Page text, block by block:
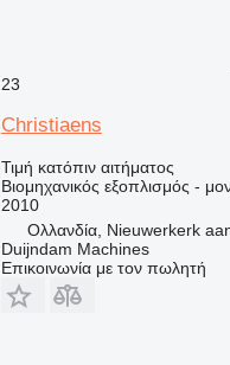
23
Christiaens
Τιμή κατόπιν αιτήματος
Βιομηχανικός εξοπλισμός -
2010
Ολλανδία, Nieuwerkerk
Duijndam Machines
Επικοινωνία με τον πωλητή